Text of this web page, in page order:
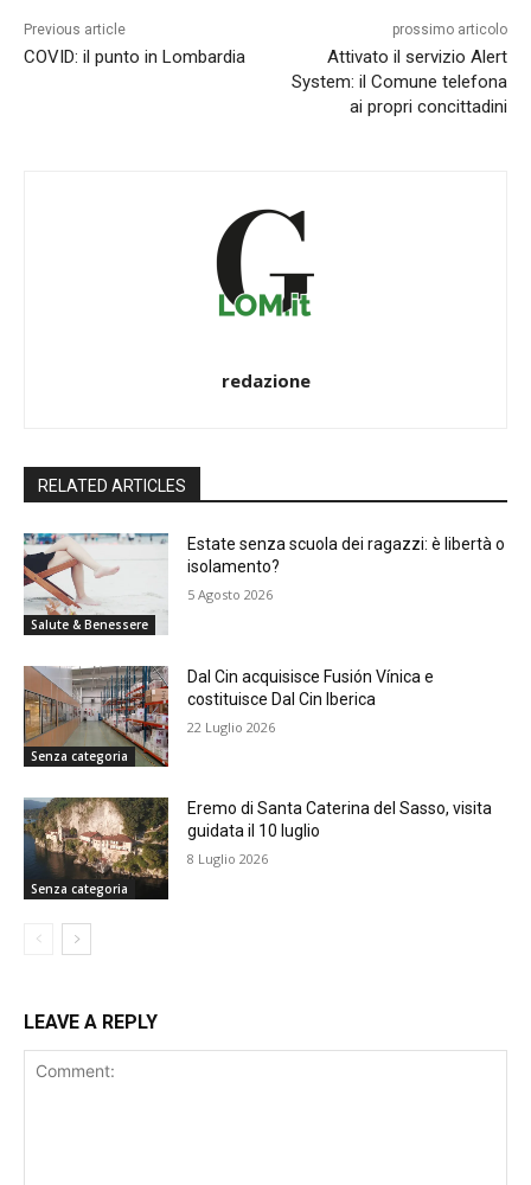
Previous article
COVID: il punto in Lombardia
prossimo articolo
Attivato il servizio Alert
System: il Comune telefona
ai propri concittadini
redazione
RELATED ARTICLES
Salute & Benessere
Estate senza scuola dei ragazzi: è libertà o
isolamento?
5 Agosto 2026
Senza categoria
Dal Cin acquisisce Fusión Vínica e
costituisce Dal Cin Iberica
22 Luglio 2026
Senza categoria
Eremo di Santa Caterina del Sasso, visita
guidata il 10 luglio
8 Luglio 2026
LEAVE A REPLY